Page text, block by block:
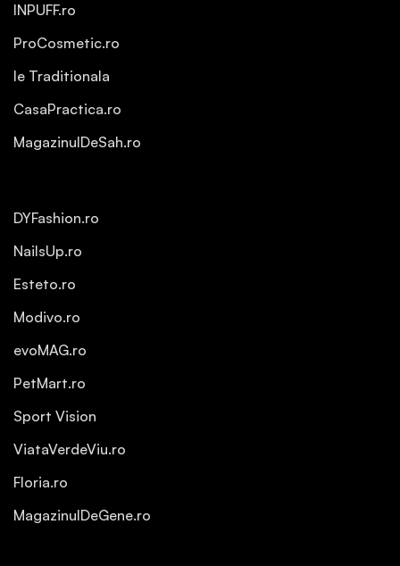
INPUFF.ro
ProCosmetic.ro
Ie Traditionala
CasaPractica.ro
MagazinulDeSah.ro
DYFashion.ro
NailsUp.ro
Esteto.ro
Modivo.ro
evoMAG.ro
PetMart.ro
Sport Vision
ViataVerdeViu.ro
Floria.ro
MagazinulDeGene.ro